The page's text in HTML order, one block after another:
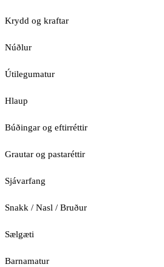
Krydd og kraftar
Núðlur
Útilegumatur
Hlaup
Búðingar og eftirréttir
Grautar og pastaréttir
Sjávarfang
Snakk / Nasl / Bruður
Sælgæti
Barnamatur